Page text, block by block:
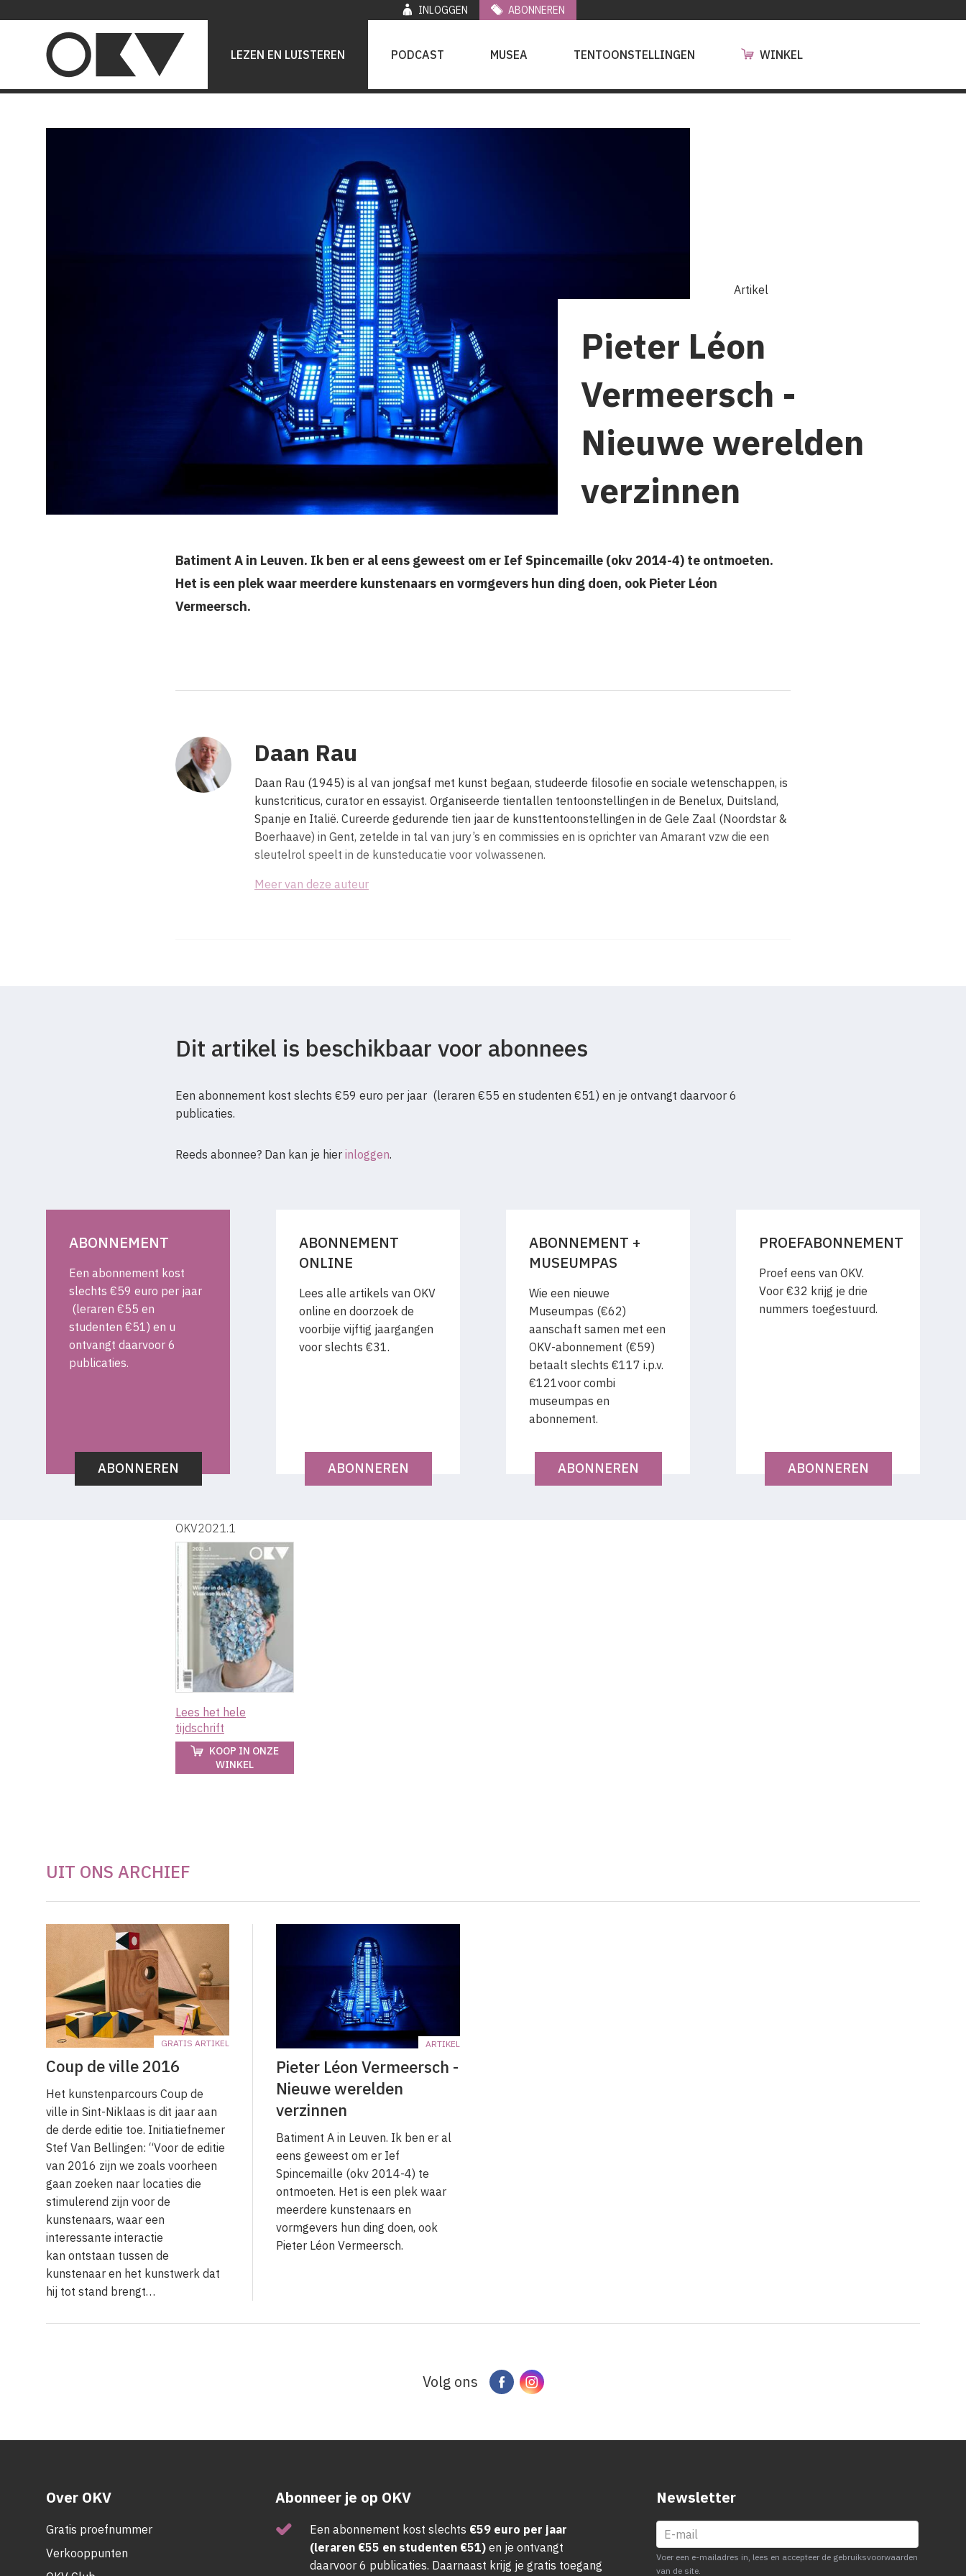
INLOGGEN ABONNEREN
navigation
LEZEN EN LUISTEREN PODCAST MUSEA TENTOONSTELLINGEN WINKEL
Pieter Léon
Vermeersch -
Nieuwe werelden
verzinnen
Artikel
Batiment A in Leuven. Ik ben er al eens geweest om er Ief Spincemaille (okv 2014-4) te ontmoeten.
Het is een plek waar meerdere kunstenaars en vormgevers hun ding doen, ook Pieter Léon
Vermeersch.
Daan Rau
Daan Rau (1945) is al van jongsaf met kunst begaan, studeerde filosofie en sociale wetenschappen, is
kunstcriticus, curator en essayist. Organiseerde tientallen tentoonstellingen in de Benelux, Duitsland,
Spanje en Italië. Cureerde gedurende tien jaar de kunsttentoonstellingen in de Gele Zaal (Noordstar &
Boerhaave) in Gent, zetelde in tal van jury’s en commissies en is oprichter van Amarant vzw die een
sleutelrol speelt in de kunsteducatie voor volwassenen.
Meer van deze auteur
Dit artikel is beschikbaar voor abonnees
Een abonnement kost slechts €59 euro per jaar (leraren €55 en studenten €51) en je ontvangt daarvoor 6
publicaties.
Reeds abonnee? Dan kan je hier inloggen.
ABONNEMENT
Een abonnement kost
slechts €59 euro per jaar
(leraren €55 en
studenten €51) en u
ontvangt daarvoor 6
publicaties.
ABONNEREN
ABONNEMENT
ONLINE
Lees alle artikels van OKV
online en doorzoek de
voorbije vijftig jaargangen
voor slechts €31.
ABONNEREN
ABONNEMENT +
MUSEUMPAS
Wie een nieuwe
Museumpas (€62)
aanschaft samen met een
OKV-abonnement (€59)
betaalt slechts €117 i.p.v.
€121voor combi
museumpas en
abonnement.
ABONNEREN
PROEFABONNEMENT
Proef eens van OKV.
Voor €32 krijg je drie
nummers toegestuurd.
ABONNEREN
OKV2021.1
Lees het hele
tijdschrift
KOOP IN ONZE
WINKEL
UIT ONS ARCHIEF
GRATIS ARTIKEL
Coup de ville 2016
Het kunstenparcours Coup de
ville in Sint-Niklaas is dit jaar aan
de derde editie toe. Initiatiefnemer
Stef Van Bellingen: “Voor de editie
van 2016 zijn we zoals voorheen
gaan zoeken naar locaties die
stimulerend zijn voor de
kunstenaars, waar een
interessante interactie
kan ontstaan tussen de
kunstenaar en het kunstwerk dat
hij tot stand brengt…
ARTIKEL
Pieter Léon Vermeersch -
Nieuwe werelden
verzinnen
Batiment A in Leuven. Ik ben er al
eens geweest om er Ief
Spincemaille (okv 2014-4) te
ontmoeten. Het is een plek waar
meerdere kunstenaars en
vormgevers hun ding doen, ook
Pieter Léon Vermeersch.
Volg ons FacebookInstagram
Over OKV
Gratis proefnummer
Verkooppunten
Abonneer je op OKV
Een abonnement kost slechts €59 euro per jaar
(leraren €55 en studenten €51)en je ontvangt
daarvoor 6 publicaties. Daarnaast krijg je gratis toegang
Newsletter
Voer een e-mailadres in, lees en accepteer de gebruiksvoorwaarden
van de site.